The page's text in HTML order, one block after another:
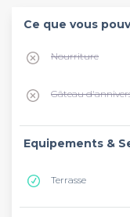
Ce que vous
Nourriture
Gâteau
Equipements &
Terrasse